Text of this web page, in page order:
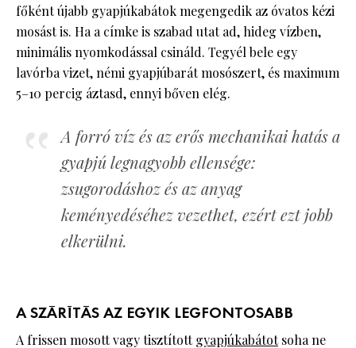
főként újabb gyapjúkabátok megengedik az óvatos kézi
mosást is. Ha a címke is szabad utat ad, hideg vízben,
minimális nyomkodással csináld. Tegyél bele egy
lavórba vizet, némi gyapjúbarát mosószert, és maximum
5–10 percig áztasd, ennyi bőven elég.
A forró víz és az erős mechanikai hatás a
gyapjú legnagyobb ellensége:
zsugorodáshoz és az anyag
keményedéséhez vezethet, ezért ezt jobb
elkerülni.
A SZÁRÍTÁS AZ EGYIK LEGFONTOSABB
A frissen mosott vagy tisztítottgyapjúkabátotsoha ne